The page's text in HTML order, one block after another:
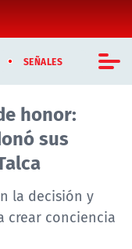
SEÑALES
honor:
sus
la decisión y
crear conciencia